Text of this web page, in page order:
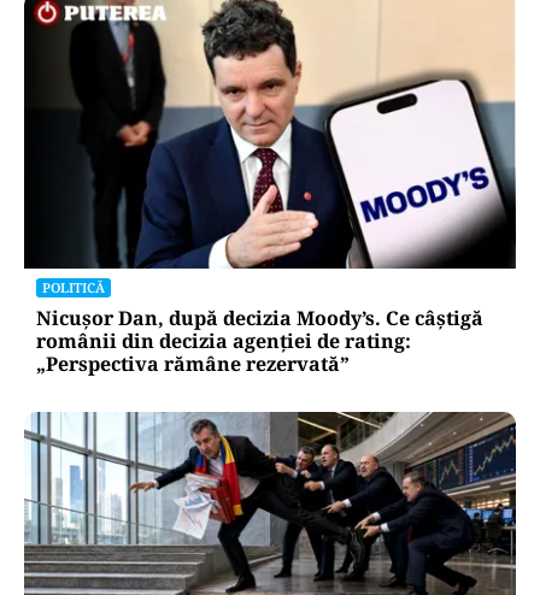
POLITICĂ
Nicușor Dan, după decizia Moody’s. Ce câștigă
românii din decizia agenției de rating:
„Perspectiva rămâne rezervată”